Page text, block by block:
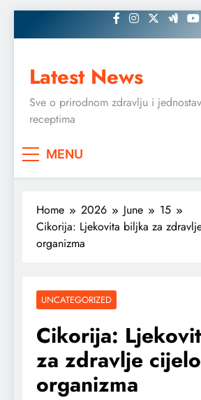
to
Latest News
Sve o prirodnom zdravlju i
receptima
MENU
Home 2026 June
15
Cikorija: Ljekovita biljka za
organizma
UNCATEGORIZED
Cikorija:
za zdravlje
organizma